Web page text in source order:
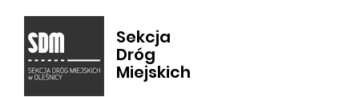
Sekcja
Dróg
Miejskich